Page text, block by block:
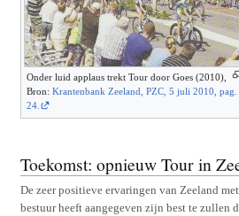
Onder luid applaus trekt Tour door Goes (2010),
Bron: Krantenbank Zeeland, PZC, 5 juli 2010, pag.
24.
Toekomst: opnieuw Tour in
De zeer positieve ervaringen van Zeeland
bestuur heeft aangegeven zijn best te zullen